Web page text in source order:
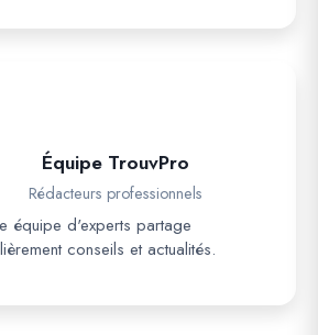
Équipe TrouvPro
Rédacteurs professionnels
équipe d'experts partage
conseils et actualités.